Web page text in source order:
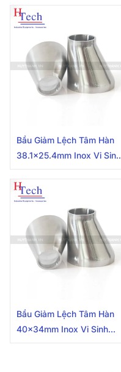
Bầu Giảm Lệch Tâm Hàn
38.1×25.4mm Inox Vi Sinh
Bầu Giảm Lệch Tâm Hàn
40x34mm Inox Vi Sinh